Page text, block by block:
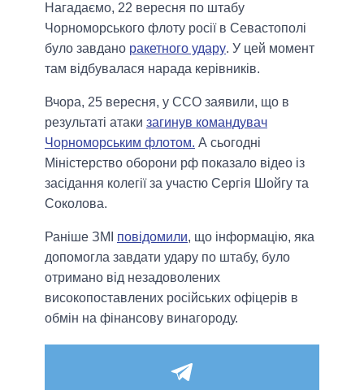
Нагадаємо, 22 вересня по штабу
Чорноморського флоту росії в Севастополі
було завдано ракетного удару. У цей момент
там відбувалася нарада керівників.
Вчора, 25 вересня, у ССО заявили, що в
результаті атаки загинув командувач
Чорноморським флотом. А сьогодні
Міністерство оборони рф показало відео із
засідання колегії за участю Сергія Шойгу та
Соколова.
Раніше ЗМІ повідомили, що інформацію, яка
допомогла завдати удару по штабу, було
отримано від незадоволених
високопоставлених російських офіцерів в
обмін на фінансову винагороду.